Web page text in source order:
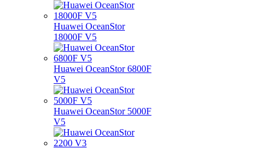
Huawei OceanStor
18000F V5
Huawei OceanStor 6800F
V5
Huawei OceanStor 5000F
V5